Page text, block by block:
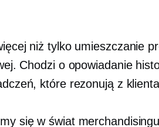
niż tylko umieszczanie
Chodzi o opowiadanie
które rezonują z
się w świat